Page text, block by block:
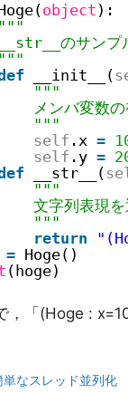
object ):
"""
__str__のサンプ
"""
__init__(
"""
メンバ変数
"""
self .x =
self .y =
__str__(
"""
文字列表現
"""
return
= Hoge()
(hoge)
，「(Hoge :
なスレッド並列化